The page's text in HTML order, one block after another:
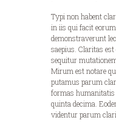
Typi non habent
in iis qui facit
demonstraverunt
saepius. Claritas
sequitur
Mirum est notare
putamus parum
formas humanitatis
quinta decima.
videntur parum